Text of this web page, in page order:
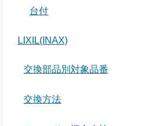
台付
LIXIL(INAX)
交換部品別対象品番
交換方法